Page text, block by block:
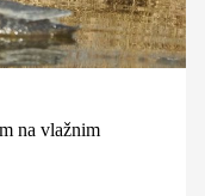
na vlažnim